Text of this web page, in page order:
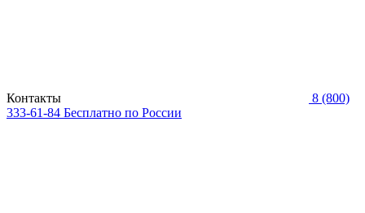
Контакты
8 (800)
333-61-84 Бесплатно по России